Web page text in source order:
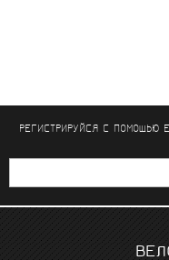
РЕГИСТРИРУЙСЯ С ПОМОЩЬЮ